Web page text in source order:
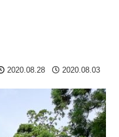
2020.08.28 2020.08.03